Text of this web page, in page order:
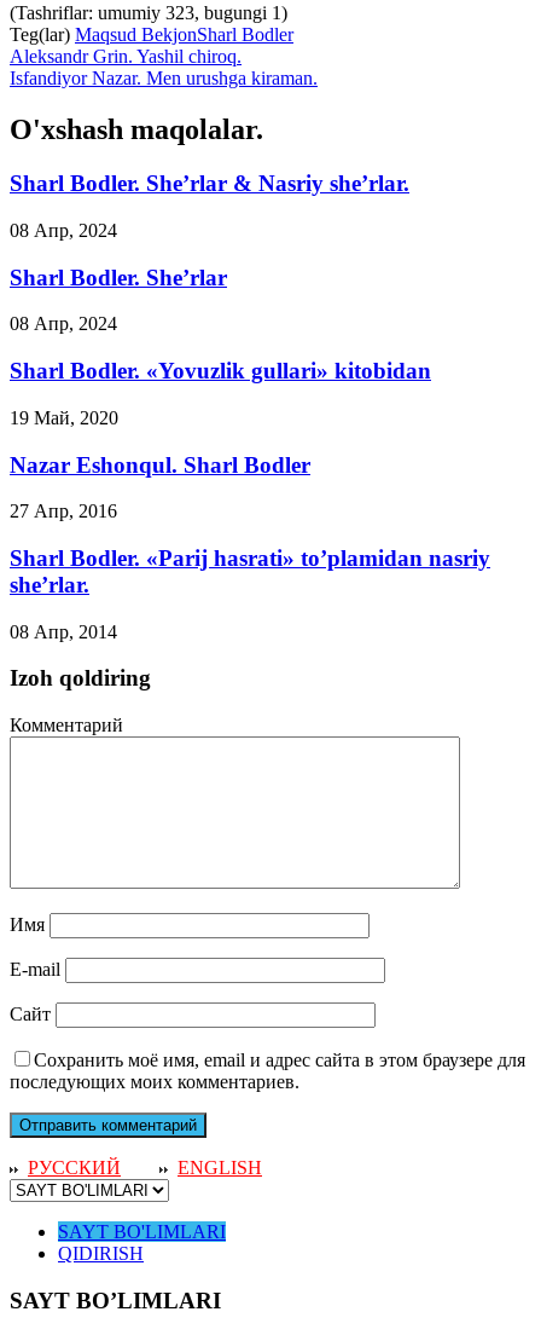
(Tashriflar: umumiy 323, bugungi 1)
Teg(lar) Maqsud BekjonSharl Bodler
Aleksandr Grin. Yashil chiroq.
Isfandiyor Nazar. Men urushga kiraman.
O'xshash maqolalar.
Sharl Bodler. She’rlar & Nasriy she’rlar.
08 Апр, 2024
Sharl Bodler. She’rlar
08 Апр, 2024
Sharl Bodler. «Yovuzlik gullari» kitobidan
19 Май, 2020
Nazar Eshonqul. Sharl Bodler
27 Апр, 2016
Sharl Bodler. «Parij hasrati» to’plamidan nasriy
she’rlar.
08 Апр, 2014
Izoh qoldiring
Комментарий
Имя
E-mail
Сайт
Сохранить моё имя, email и адрес сайта в этом браузере для
последующих моих комментариев.
РУССКИЙ ENGLISH
SAYT BO'LIMLARI
QIDIRISH
SAYT BO’LIMLARI